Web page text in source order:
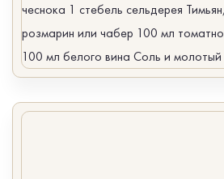
чеснока 1 стебель сельдерея
розмарин или чабер 100 мл
100 мл белого вина Соль и молотый